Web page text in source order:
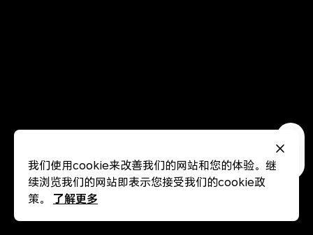
我们使用cookie来改善我们的网站和您的体验。继
续浏览我们的网站即表示您接受我们的cookie政
策。
了解更多